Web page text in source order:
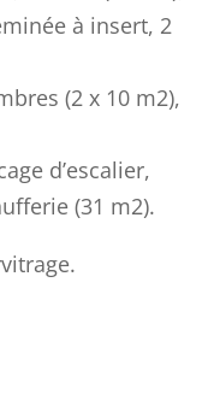
à insert, 2
(2 x 10 m2),
d’escalier,
(31 m2).